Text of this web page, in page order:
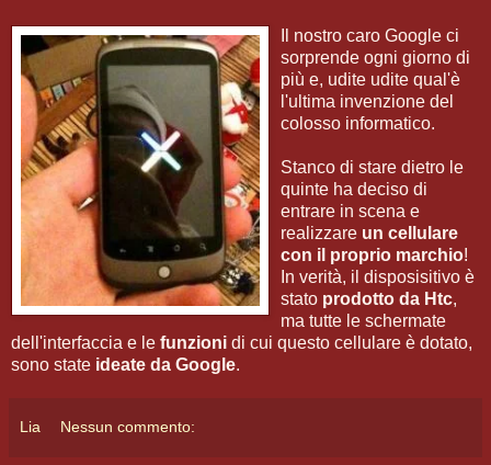
Il nostro caro Google ci
sorprende ogni giorno di
più e, udite udite qual'è
l'ultima invenzione del
colosso informatico.
Stanco di stare dietro le
quinte ha deciso di
entrare in scena e
realizzare un cellulare
con il proprio marchio!
In verità, il disposisitivo è
stato prodotto da Htc,
ma tutte le schermate
dell'interfaccia e le funzioni di cui questo cellulare è dotato,
sono state ideate da Google.
Lia Nessun commento: